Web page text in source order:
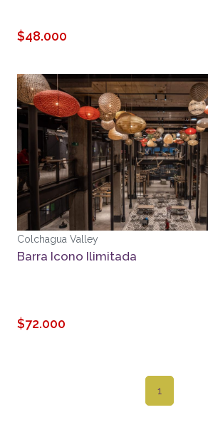
$48.000
Colchagua Valley
Barra Icono Ilimitada
$72.000
1